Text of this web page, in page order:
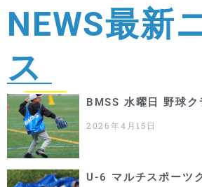
NEWS最新
ス
BMSS 水曜日 野球
2026年4月15日
U-6 マルチスポーツ